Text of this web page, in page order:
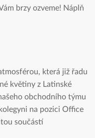
brzy ozveme! Náplň
která již řadu
květiny z Latinské
obchodního týmu
na pozici Office
součástí